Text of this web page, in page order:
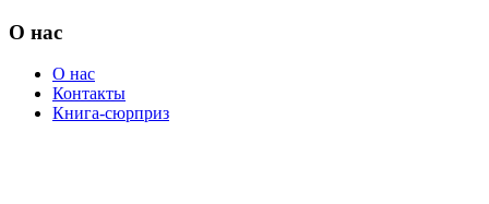
О нас
О нас
Контакты
Книга-сюрприз